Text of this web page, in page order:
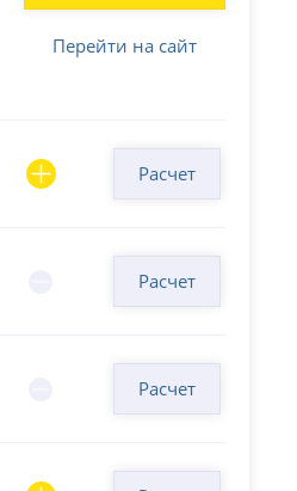
Перейти на сайт
Расчет
Расчет
Расчет